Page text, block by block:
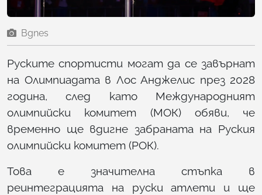
Bgnes
Руските спортисти могат да се завърнат
на Олимпиадата в Лос Анджелис през 2028
година, след като Международният
олимпийски комитет (МОК) обяви, че
временно ще вдигне забраната на Руския
олимпийски комитет (РОК).
Това е значителна стъпка в
реинтеграцията на руски атлети и ще